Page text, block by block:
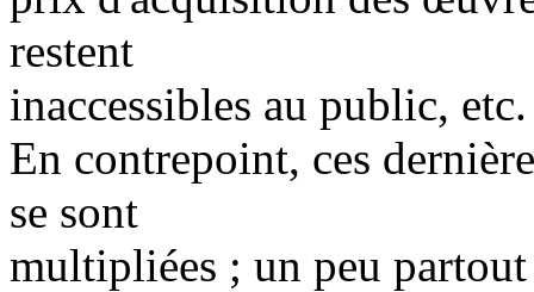
restent
inaccessibles au public, etc.
En contrepoint, ces
se sont
multipliées ; un peu